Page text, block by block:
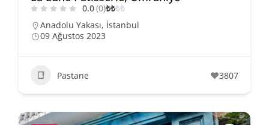
0.0(0)₺₺₺₺
Anadolu Yakası, İstanbul
09 Ağustos 2023
Pastane 3807